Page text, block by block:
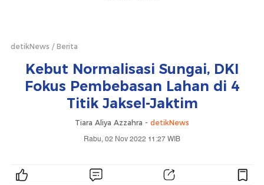
detikNews Berita
Kebut Normalisasi Sungai, DKI
Fokus Pembebasan Lahan di 4
Titik Jaksel-Jaktim
Tiara Aliya Azzahra - detikNews
Rabu, 02 Nov 2022 11:27 WIB